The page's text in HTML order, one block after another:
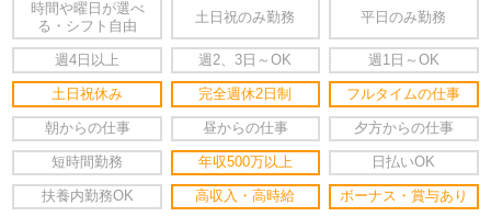
時間や曜日が選べ
る・シフト自由
土日祝のみ勤務 平日のみ勤務
週4日以上 週2、3日～OK 週1日～OK
土日祝休み 完全週休2日制 フルタイムの仕事
朝からの仕事 昼からの仕事 夕方からの仕事
短時間勤務 年収500万以上 日払いOK
扶養内勤務OK 高収入・高時給 ボーナス・賞与あり